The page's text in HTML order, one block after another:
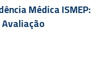
Médica ISMEP: